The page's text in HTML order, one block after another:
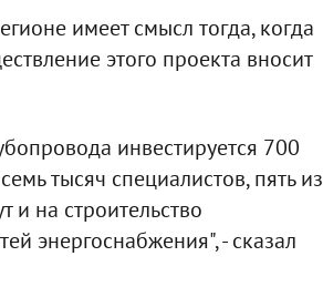
имеет смысл тогда, когда
этого проекта вносит
инвестируется 700
тысяч специалистов, пять из
и на строительство
энергоснабжения", - сказал